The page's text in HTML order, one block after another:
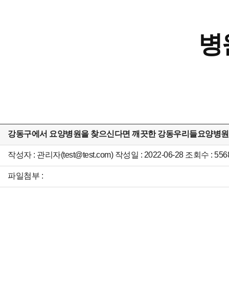
병
강동구에서 요양병원을 찾으신다면 깨끗한 강동우리들요양병원
작성자 : 관리자(test@test.com) 작성일 : 2022-06-28 조회수 :
파일첨부 :